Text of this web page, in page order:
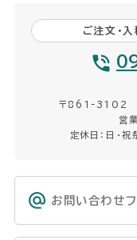
ご注文・
〒861-3102 熊
営
定休日：日・
お問い合わせフ